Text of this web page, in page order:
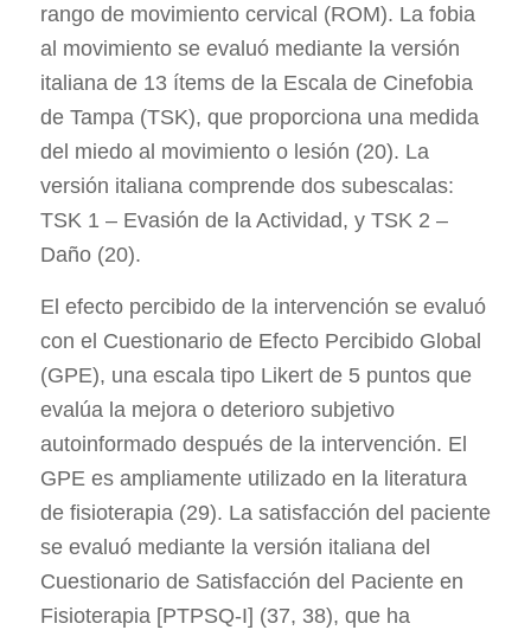
rango de movimiento cervical (ROM). La fobia
al movimiento se evaluó mediante la versión
italiana de 13 ítems de la Escala de Cinefobia
de Tampa (TSK), que proporciona una medida
del miedo al movimiento o lesión (20). La
versión italiana comprende dos subescalas:
TSK 1 – Evasión de la Actividad, y TSK 2 –
Daño (20).
El efecto percibido de la intervención se evaluó
con el Cuestionario de Efecto Percibido Global
(GPE), una escala tipo Likert de 5 puntos que
evalúa la mejora o deterioro subjetivo
autoinformado después de la intervención. El
GPE es ampliamente utilizado en la literatura
de fisioterapia (29). La satisfacción del paciente
se evaluó mediante la versión italiana del
Cuestionario de Satisfacción del Paciente en
Fisioterapia [PTPSQ-I] (37, 38), que ha